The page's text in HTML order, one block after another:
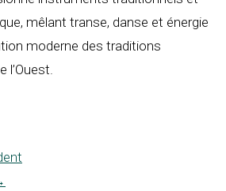
mêlant transe, danse et énergie
moderne des traditions
l’Ouest.